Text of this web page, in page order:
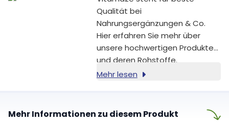
Qualität bei
Nahrungsergänzungen & Co.
Hier erfahren Sie mehr über
unsere hochwertigen Produkte
und deren Rohstoffe.
Mehr lesen
Mehr Informationen zu diesem Produkt